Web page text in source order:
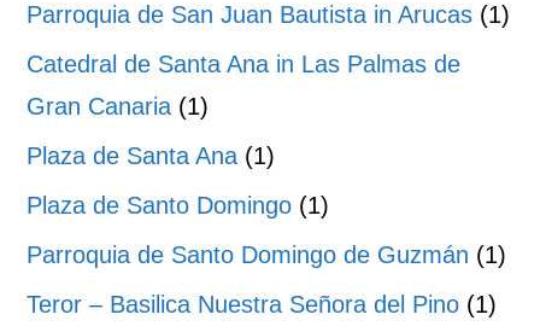
Parroquia de San Juan Bautista in Arucas (1)
Catedral de Santa Ana in Las Palmas de
Gran Canaria (1)
Plaza de Santa Ana (1)
Plaza de Santo Domingo (1)
Parroquia de Santo Domingo de Guzmán (1)
Teror – Basilica Nuestra Señora del Pino (1)